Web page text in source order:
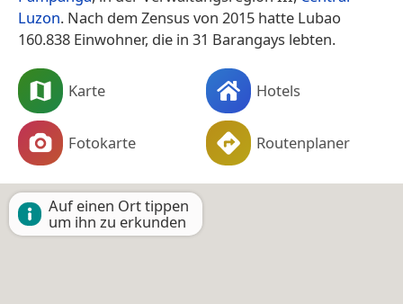
Luzon. Nach dem Zensus von 2015 hatte Lubao
160.838 Einwohner, die in 31 Barangays lebten.
Karte Hotels
Fotokarte Routenplaner
Auf einen Ort tippen
um ihn zu erkunden